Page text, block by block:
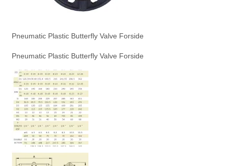
Pneumatic Plastic Butterfly Valve Forside
Pneumatic Plastic Butterfly Valve Forside